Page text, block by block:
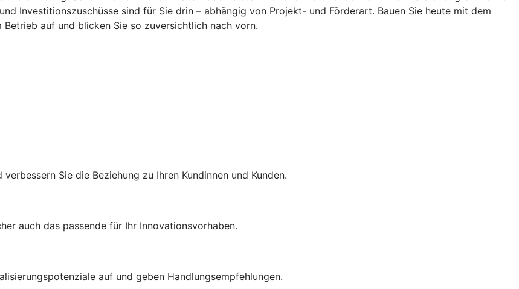
Investitionszuschüsse sind für Sie drin – abhängig von Projekt- und Förderart. Bauen Sie heute mit dem
auf und blicken Sie so zuversichtlich nach vorn.
Sie die Beziehung zu Ihren Kundinnen und Kunden.
auch das passende für Ihr Innovationsvorhaben.
auf und geben Handlungsempfehlungen.